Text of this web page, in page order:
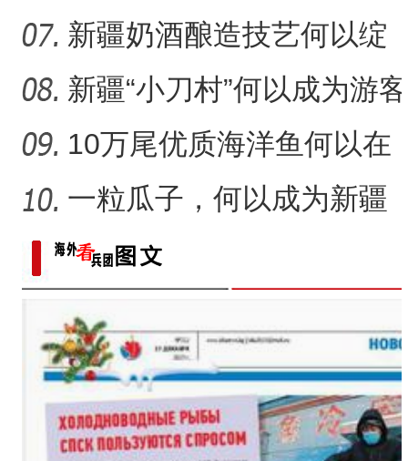
标题：新“食”尚！“小份
传承人用歌声展现非遗魅
力
新疆奶酒酿造技艺何以绽
放光彩？
新疆“小刀村”何以成为游客
体验非遗技艺打卡地？
10万尾优质海洋鱼何以在
新疆沙漠里安家？
一粒瓜子，何以成为新疆
的名片？